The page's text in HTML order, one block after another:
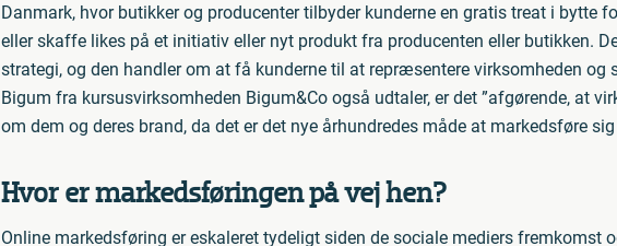
Danmark, hvor butikker og producenter tilbyder kunderne en gratis treat i bytte
eller skaffe likes på et initiativ eller nyt produkt fra producenten eller butikken.
strategi, og den handler om at få kunderne til at repræsentere virksomheden og
Bigum fra kursusvirksomheden Bigum&Co også udtaler, er det ”afgørende, at
om dem og deres brand, da det er det nye århundredes måde at markedsføre sig
Hvor er markedsføringen på vej hen?
Online markedsføring er eskaleret tydeligt siden de sociale mediers fremkomst